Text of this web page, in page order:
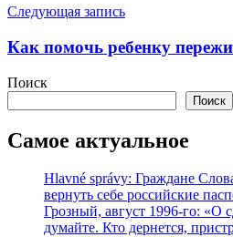
Следующая запись
Как помочь ребенку
Поиск
Поиск
Самое актуальное
Hlavné správy: Граждане
вернуть себе российские
Грозный, август 1996-го: «О
думайте. Кто дернется,